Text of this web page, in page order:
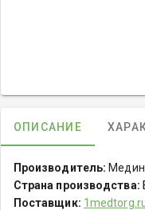
ОПИСАНИЕ
Производитель: Медин
Страна производства:
Поставщик: